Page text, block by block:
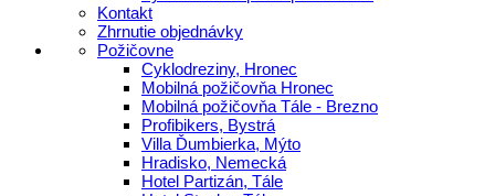
Kontakt
Zhrnutie objednávky
Požičovne
Cyklodreziny, Hronec
Mobilná požičovňa Hronec
Mobilná požičovňa Tále - Brezno
Profibikers, Bystrá
Villa Ďumbierka, Mýto
Hradisko, Nemecká
Hotel Partizán, Tále